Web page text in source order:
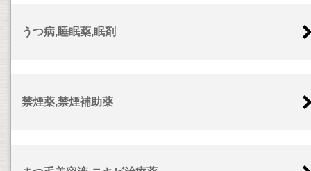
うつ病,睡眠薬,眠剤
禁煙薬,禁煙補助薬